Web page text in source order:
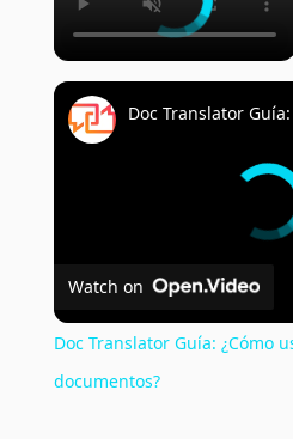
Watch on
Doc Translator Guía: ¿Cómo
documentos?